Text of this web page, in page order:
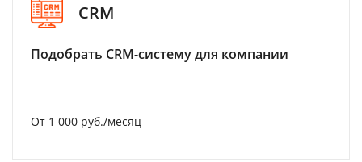
CRM
Подобрать CRM-систему для компании
От 1 000 руб./месяц